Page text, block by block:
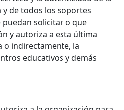
de todos los soportes
puedan solicitar o que
y autoriza a esta última
o indirectamente, la
educativos y demás